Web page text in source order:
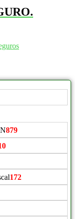
879
172